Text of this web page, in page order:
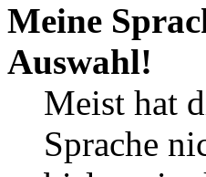
Meine
Auswahl!
Meist hat
Sprache